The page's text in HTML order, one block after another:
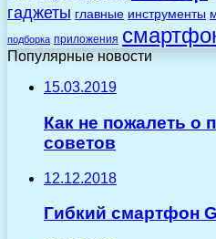
гаджеты главные инструменты
подборка приложения
Популярные новости
15.03.2019
Как не пожалеть о
советов
12.12.2018
Гибкий смартфон